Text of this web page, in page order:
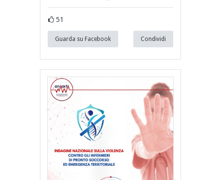
51
Guarda su Facebook Condividi